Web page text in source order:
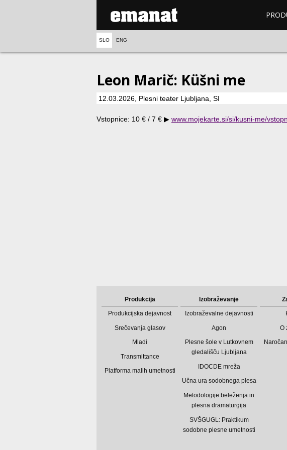
SLO ENG
Leon Marič: Küšni me
12.03.2026, Plesni teater Ljubljana, SI
Vstopnice: 10 € / 7 € ▶ www.mojekarte.si/si/kusni-me/
Produkcija
Produkcijska dejavnost
Srečevanja glasov
Mladi
Transmittance
Platforma malih umetnosti
Izobraževanje
Izobraževalne dejavnosti
Agon
Plesne šole v Lutkovnem
gledališču Ljubljana
IDOCDE mreža
Učna ura sodobnega plesa
Metodologije beleženja in
plesna dramaturgija
SVŠGUGL: Praktikum
sodobne plesne umetnosti
O